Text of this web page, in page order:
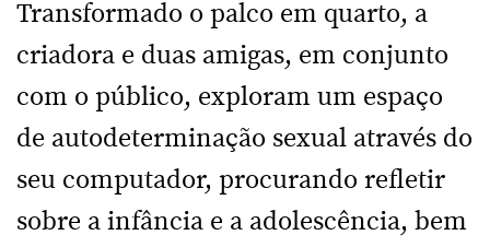
Transformado o palco em quarto, a
criadora e duas amigas, em conjunto
com o público, exploram um espaço
de autodeterminação sexual através do
seu computador, procurando refletir
sobre a infância e a adolescência, bem